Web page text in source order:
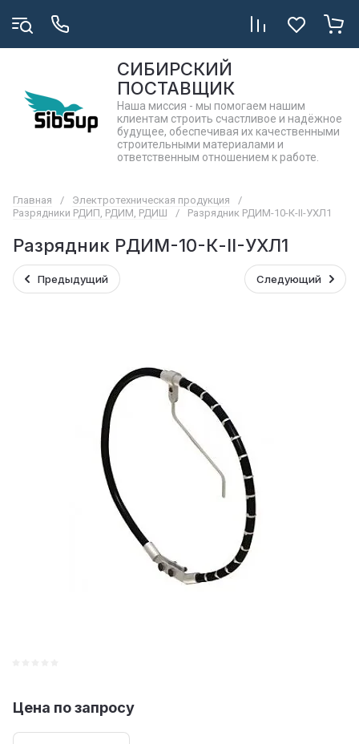
СИБИРСКИЙ
ПОСТАВЩИК
Наша миссия - мы помогаем нашим
клиентам строить счастливое и надёжное
будущее, обеспечивая их качественными
строительными материалами и
ответственным отношением к работе.
Главная / Электротехническая продукция
/
Разрядники РДИП, РДИМ, РДИШ
/ Разрядник РДИМ-10-К-II-УХЛ1
Разрядник РДИМ-10-К-II-УХЛ1
Предыдущий Следующий
Цена по запросу